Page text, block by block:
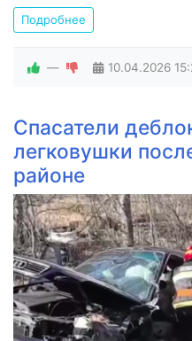
Подробнее
— 10.04.2026
Спасатели
легковушки
районе